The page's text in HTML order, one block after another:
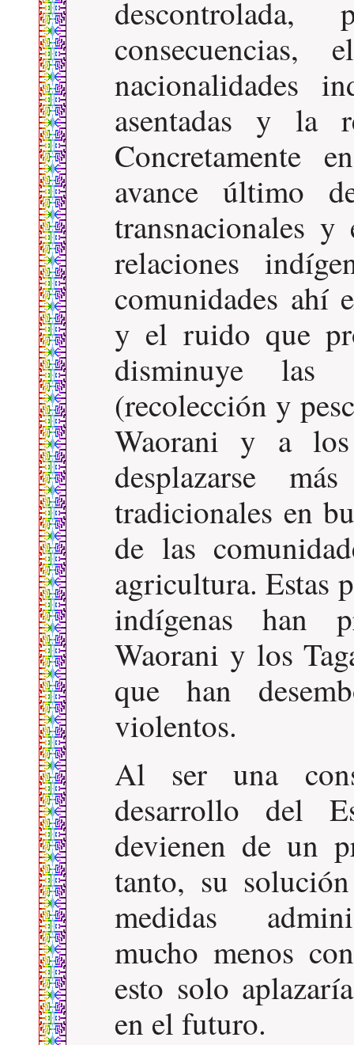
descontrolada,
consecuencias,
nacionalidades
asentadas y la
Concretamente
avance último
transnacionales y
relaciones
comunidades ahí
y el ruido que
disminuye las
(recolección y
Waorani y a los
desplazarse
tradicionales en
de las
agricultura. Estas
indígenas han
Waorani y los
que han
violentos.
Al ser una
desarrollo del
devienen de un
tanto, su
medidas
mucho menos
esto solo
en el futuro.